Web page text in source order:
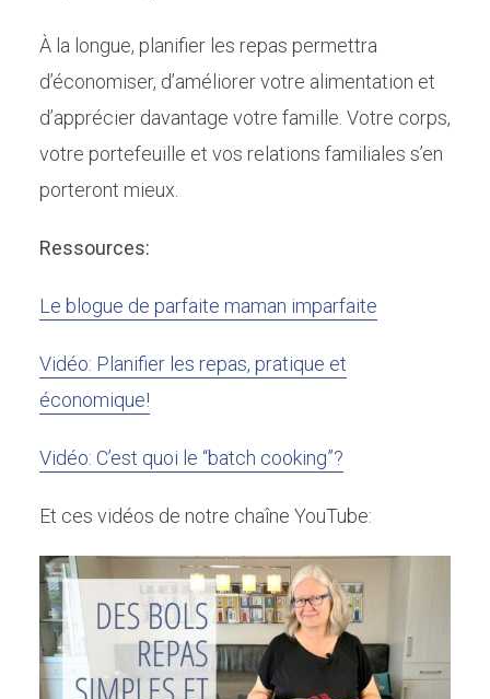
À la longue, planifier les repas permettra
d’économiser, d’améliorer votre alimentation et
d’apprécier davantage votre famille. Votre corps,
votre portefeuille et vos relations familiales s’en
porteront mieux.
Ressources:
Le blogue de parfaite maman imparfaite
Vidéo: Planifier les repas, pratique et
économique!
Vidéo: C’est quoi le “batch cooking”?
Et ces vidéos de notre chaîne YouTube: